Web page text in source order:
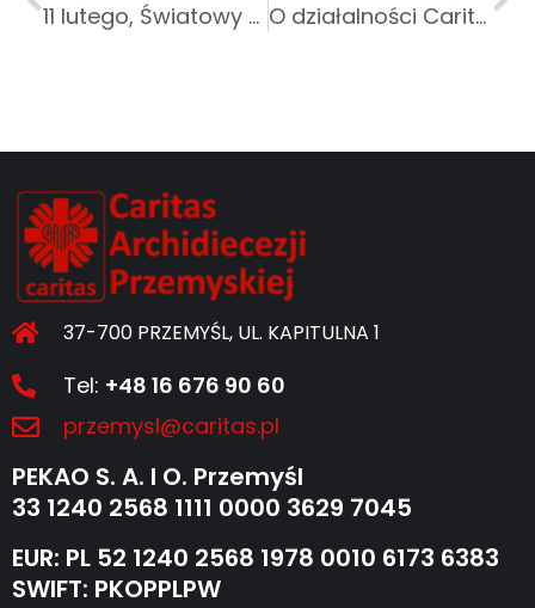
11 lutego, Światowy Dzień Chorego. Pomóż małym bohaterom w codziennej walce z chorobą O działalności Caritas w TVP Rzeszów
37-700 PRZEMYŚL, UL. KAPITULNA 1
Tel: +48 16 676 90 60
przemysl@caritas.pl
PEKAO S. A. I O. Przemyśl
33 1240 2568 1111 0000 3629 7045
EUR: PL 52 1240 2568 1978 0010 6173 6383
SWIFT: PKOPPLPW